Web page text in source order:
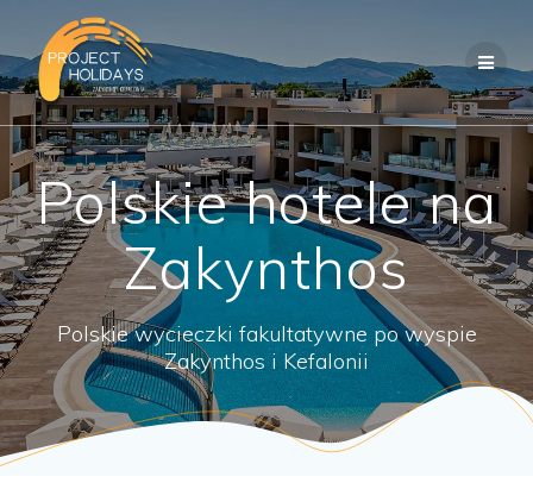
treści
Polskie hotele na
Zakynthos
Polskie wycieczki fakultatywne po wyspie
Zakynthos i Kefalonii